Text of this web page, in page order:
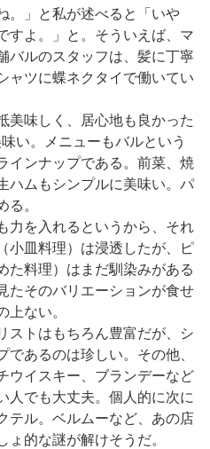
。」と私が述べると「いや
すよ。」と。そういえば、マ
バルのスタッフは、髪に丁寧
ャツに蝶ネクタイで働いてい
味しく、居心地も良かった
い。メニューもバルという
インナップである。前菜、焼
ハムもシンプルに美味い。パ
る。
を入れるというから、それ
小皿料理）は浸透したが、ピ
た料理）はまだ馴染みがある
たそのバリエーションが食せ
上ない。
トはもちろん豊富だが、シ
であるのは珍しい。その他、
ウイスキー、ブランデーなど
人でも大丈夫。個人的に次に
テル。ベルムーなど、あの店
ょ的な謎が解けそうだ。